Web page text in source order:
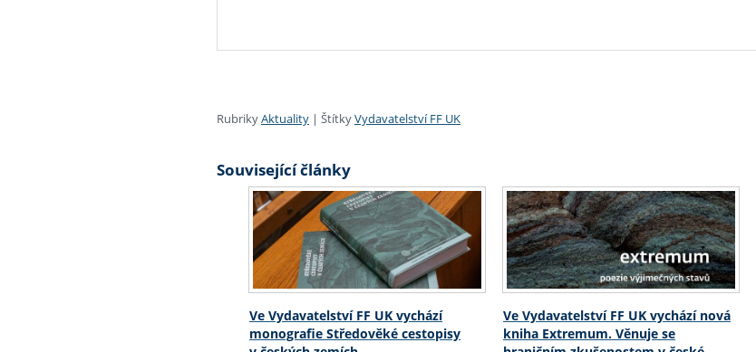
RubrikyAktuality | ŠtítkyVydavatelství FF UK
Související články
Ve Vydavatelství FF UK vychází
monografie Středověké cestopisy
Ve Vydavatelství FF UK vychází nová
kniha Extremum. Věnuje se